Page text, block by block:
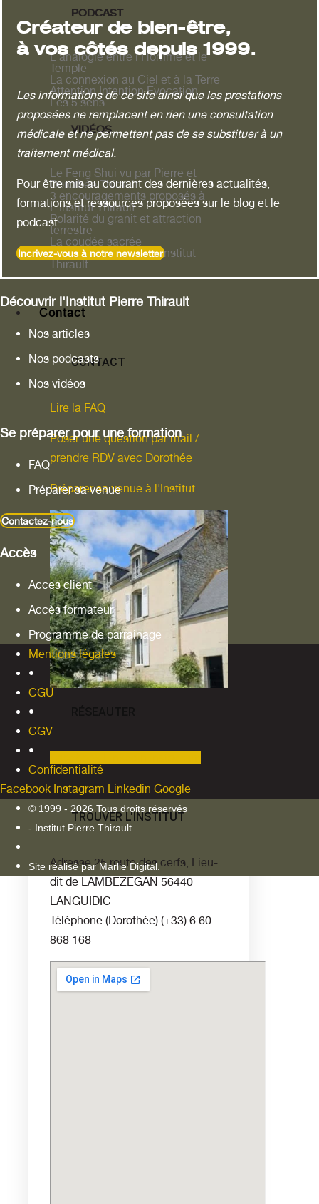
PODCAST
L'analogie entre l'Homme et le
Temple
La connexion au Ciel et à la Terre
Attention Intention Evocation
Les 5 sens
VIDÉOS
Le Feng Shui vu par Pierre et
Dorothée Thirault
3 encouragements proposés à
L'Institut Thirault
Polarité du granit et attraction
terrestre
La coudée sacrée
Leur rencontre avec l'Institut
Thirault
Contact
CONTACT
Lire la FAQ
Poser une question par mail /
prendre RDV avec Dorothée
Préparer sa venue à l'Institut
TROUVER L'INSTITUT
Adresse 25 route des cerfs, Lieu-
dit de LAMBEZEGAN 56440
LANGUIDIC
Téléphone (Dorothée) (+33) 6 60
868 168
Créateur de bien-être,
à vos côtés depuis 1999.
Les informations de ce site ainsi que les prestations
proposées ne remplacent en rien une consultation
médicale et ne permettent pas de se substituer à un
traitement médical.
Pour être mis au courant des dernières actualités,
formations et ressources proposées sur le blog et le
podcast.
Incrivez-vous à notre newsletter
Découvrir l'Institut Pierre Thirault
Nos articles
Nos podcasts
Nos vidéos
Se préparer pour une formation
FAQ
Préparer sa venue
Contactez-nous
Accès
Acces client
Accès formateur
Programme de parrainage
Mentions légales
•
CGU
•
CGV
•
Confidentialité
Facebook Instagram Linkedin Google
© 1999 - 2026 Tous droits réservés
- Institut Pierre Thirault
Site réalisé par Marlie Digital.